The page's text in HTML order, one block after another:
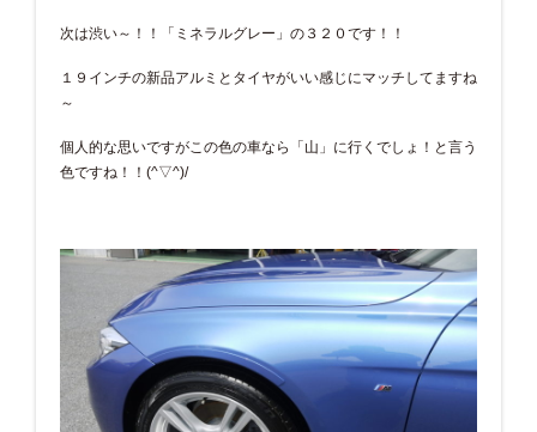
次は渋い～！！「ミネラルグレー」の３２０です！！
１９インチの新品アルミとタイヤがいい感じにマッチしてますね
～
個人的な思いですがこの色の車なら「山」に行くでしょ！と言う
色ですね！！(^▽^)/